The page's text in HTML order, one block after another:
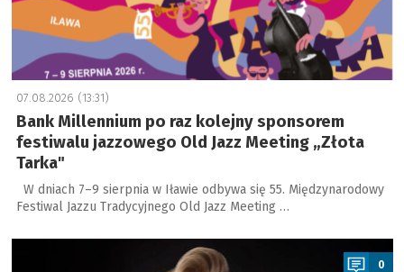
07.08.2026 (13:31)
Bank Millennium po raz kolejny sponsorem
festiwalu jazzowego Old Jazz Meeting „Złota
Tarka"
W dniach 7–9 sierpnia w Iławie odbywa się 55. Międzynarodowy
Festiwal Jazzu Tradycyjnego Old Jazz Meeting …
a
0